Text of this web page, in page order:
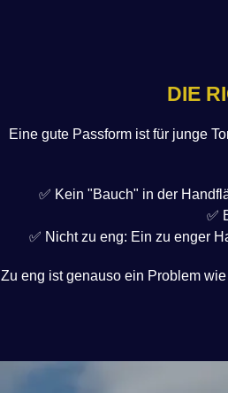
DIE
Eine gute Passform ist für junge
✅ Kein "Bauch" in der
✅
✅ Nicht zu eng: Ein zu enger
Zu eng ist genauso ein Problem